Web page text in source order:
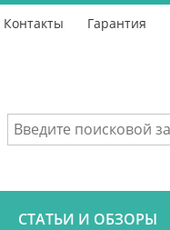
Контакты Гарантия
CТАТЬИ И ОБЗОРЫ